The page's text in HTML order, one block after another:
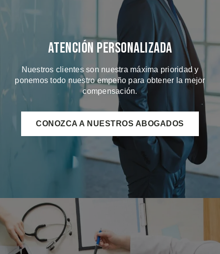
Atención Personalizada
Nuestros clientes son nuestra máxima prioridad y
ponemos todo nuestro empeño para obtener la mejor
compensación.
CONOZCA A NUESTROS ABOGADOS